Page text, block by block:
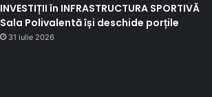
INVESTIȚII în INFRASTRUCTURA SPORTIVĂ
Sala Polivalentă își deschide porțile
31 iulie 2026